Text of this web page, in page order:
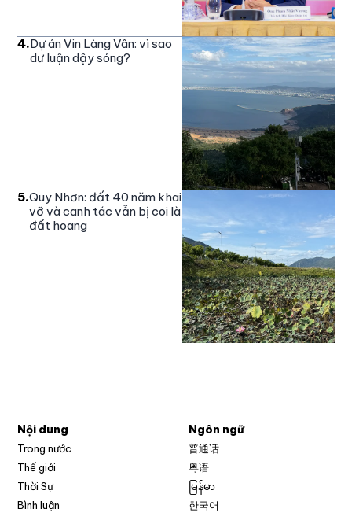
4.Dự án Vin Làng Vân: vì sao
dư luận dậy sóng?
5.Quy Nhơn: đất 40 năm khai
vỡ và canh tác vẫn bị coi là
đất hoang
Nội dung
Trong nước
Thế giới
Thời Sự
Bình luận
Ngôn ngữ
普通话
粤语
မြန်မာ
한국어